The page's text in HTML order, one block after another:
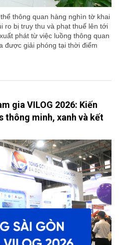
thông quan hàng nghìn tờ khai
ro bị truy thu và phạt thuế lên tới
phát từ việc luồng thông quan
được giải phóng tại thời điểm
gia VILOG 2026: Kiến
thông minh, xanh và kết